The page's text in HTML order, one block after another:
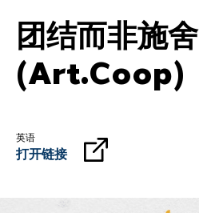
团结而非施舍
(Art.coop)
英语
打开链接